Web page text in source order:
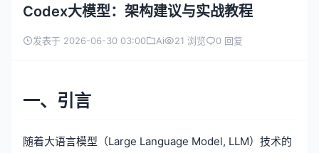
Codex大模型：架构建议与实战教程
发表于 2026-06-30 03:00 Ai 21 浏览 0 回复
一、引言
随着大语言模型（Large Language Model, LLM）技术的